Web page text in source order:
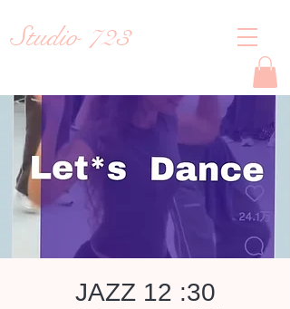
Studio 723
JAZZ 12 :30